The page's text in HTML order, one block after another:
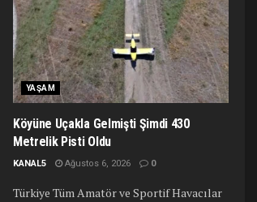
YAŞAM
Köyüne Uçakla Gelmişti Şimdi 430
Metrelik Pisti Oldu
KANAL5 Ağustos 6, 2026 0
Türkiye Tüm Amatör ve Sportif Havacılar